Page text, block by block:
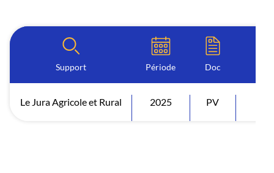
Support Période Doc
Le Jura Agricole et Rural 2025 PV